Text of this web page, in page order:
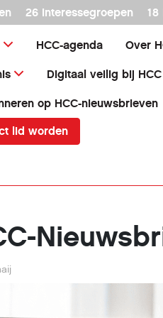
26 interessegroepen 18
HCC-agenda Over
Digitaal veilig bij HCC
op HCC-nieuwsbrieven
lid worden